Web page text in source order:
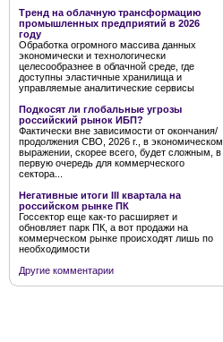
Тренд на облачную трансформацию
промышленных предприятий в 2026
году
Обработка огромного массива данных
экономически и технологически
целесообразнее в облачной среде, где
доступны эластичные хранилища и
управляемые аналитические сервисы
Подкосят ли глобальные угрозы
российский рынок ИБП?
Фактически вне зависимости от окончания/
продолжения СВО, 2026 г., в экономическом
выражении, скорее всего, будет сложным, в
первую очередь для коммерческого
сектора...
Негативные итоги III квартала на
российском рынке ПК
Госсектор еще как-то расширяет и
обновляет парк ПК, а вот продажи на
коммерческом рынке происходят лишь по
необходимости
Другие комментарии